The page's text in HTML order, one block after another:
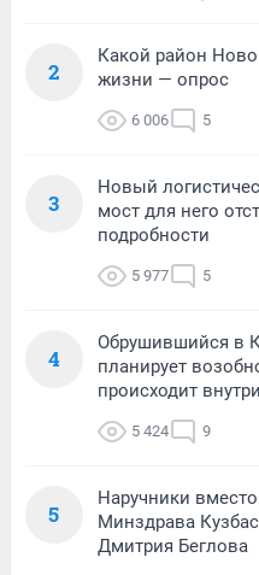
2
Какой район
жизни — опрос
6 006 5
3
Новый
мост для него
подробности
5 977 5
4
Обрушившийся в
планирует
происходит внутри
5 424 9
5
Наручники
Минздрава
Дмитрия Беглова